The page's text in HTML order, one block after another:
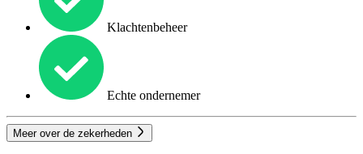
Klachtenbeheer
Echte ondernemer
Meer over de zekerheden